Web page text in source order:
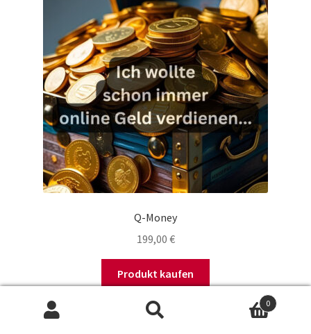
Q-Money
199,00 €
Produkt kaufen
0